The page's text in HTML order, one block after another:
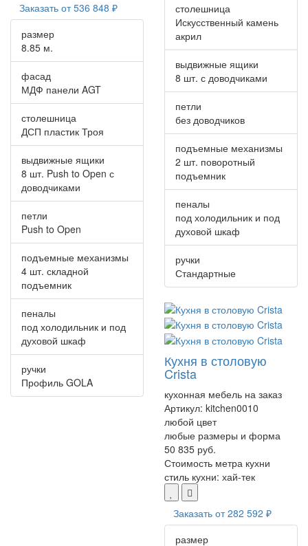
Заказать от536 848 ₽
размер
8.85 м.
фасад
МДФ панели AGT
столешница
ДСП пластик Троя
выдвижные ящики
8 шт. Push to Open с
доводчиками
петли
Push to Open
подъемные механизмы
4 шт. складной
подъемник
пеналы
под холодильник и под
духовой шкаф
ручки
Профиль GOLA
столешница
Искусственный камень
акрил
выдвижные ящики
8 шт. с доводчиками
петли
без доводчиков
подъемные механизмы
2 шт. поворотный
подъемник
пеналы
под холодильник и под
духовой шкаф
ручки
Стандартные
Кухня в столовую
Crista
кухонная мебель на заказ
Артикул: kitchen0010
любой цвет
любые размеры и форма
50 835 руб.
Стоимость метра кухни
стиль кухни: хай-тек
Заказать от282 592 ₽
размер